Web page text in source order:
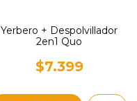
Yerbero + Despolvillador
2en1 Quo
$7.399